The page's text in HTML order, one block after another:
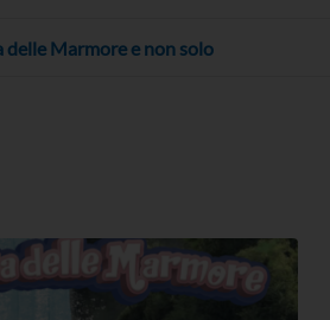
delle Marmore e non solo